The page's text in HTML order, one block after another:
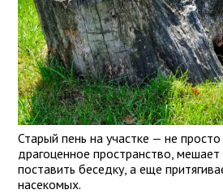
Старый пень на участке — не
драгоценное пространство, мешает
поставить беседку, а еще
насекомых.